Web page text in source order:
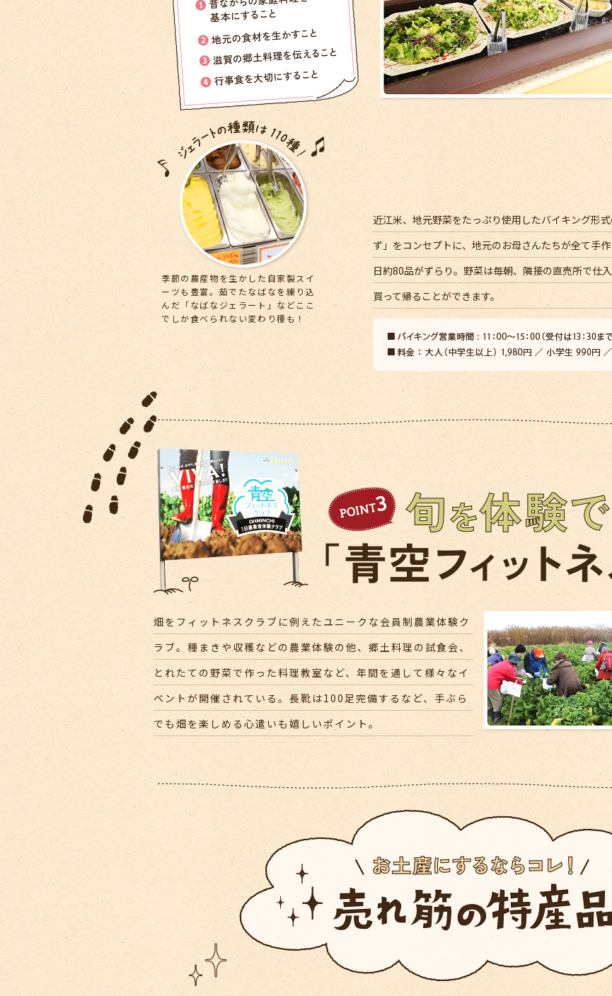
近江米、地元野菜をたっぷり使用したバイキング形
ず」をコンセプトに、地元のお母さんたちが全て手
日約80品がずらり。野菜は毎朝、隣接の直売所で仕
買って帰ることができます。
季節の農産物を生かした自家製スイ
ーツも豊富。茹でたなばなを練り込
んだ「なばなジェラート」などここ
でしか食べられない変わり種も！
畑をフィットネスクラブに例えたユニークな会員制農業体験ク
ラブ。種まきや収穫などの農業体験の他、郷土料理の試食会、
とれたての野菜で作った料理教室など、年間を通して様々なイ
ベントが開催されている。長靴は100足完備するなど、手ぶら
でも畑を楽しめる心遣いも嬉しいポイント。